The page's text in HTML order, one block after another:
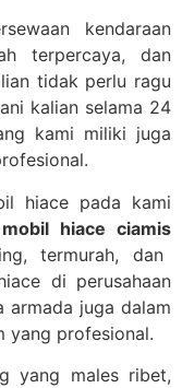
kendaraan
terpercaya, dan
tidak perlu ragu
kalian selama 24
kami miliki juga
hiace pada kami
hiace ciamis
termurah, dan
di perusahaan
armada juga dalam
yang profesional.
yang males ribet,